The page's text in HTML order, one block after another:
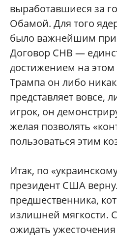
выработавшиеся за
Обамой. Для того
было важнейшим
Договор СНВ —
достижением на
Трампа он либо
представляет вовсе,
игрок, он
желая позволять
пользоваться этим
Итак, по
президент США
предшественника,
излишней мягкости.
ожидать